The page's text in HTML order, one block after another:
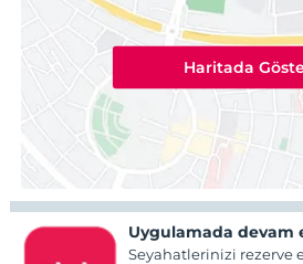
Haritada
Uygulamada devam
Seyahatlerinizi rezerve